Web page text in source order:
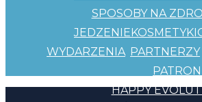
SPOSOBY NA
JEDZENIEKOSMETYKI
WYDARZENIA PARTNERZY
HAPPY